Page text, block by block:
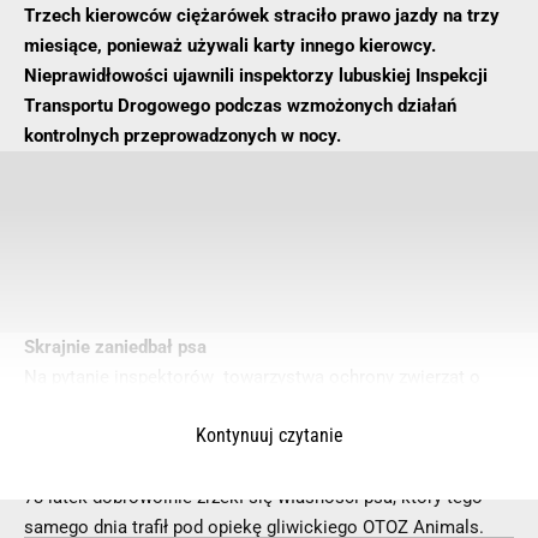
Skrajnie zaniedbał psa
stary, więc nie będzie wydawał na niego pieniędzy i nie będzie
73-latek dobrowolnie zrzekł się własności psa, który tego
samego dnia trafił pod opiekę gliwickiego OTOZ Animals.
Trzech kierowców ciężarówek straciło prawo jazdy na trzy
miesiące, ponieważ używali karty innego kierowcy.
Nieprawidłowości ujawnili inspektorzy lubuskiej Inspekcji
Transportu Drogowego podczas wzmożonych działań
kontrolnych przeprowadzonych w nocy.
Kontynuuj czytanie